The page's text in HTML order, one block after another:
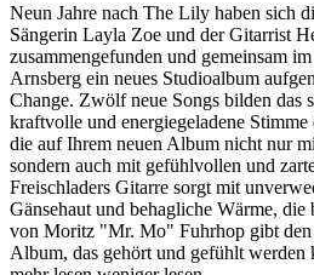
Neun Jahre nach The Lily haben sich
Sängerin Layla Zoe und der Gitarrist
zusammengefunden und gemeinsam
Arnsberg ein neues Studioalbum
Change. Zwölf neue Songs bilden das
kraftvolle und energiegeladene Stimme
die auf Ihrem neuen Album nicht nur
sondern auch mit gefühlvollen und
Freischladers Gitarre sorgt mit
Gänsehaut und behagliche Wärme, die
von Moritz "Mr. Mo" Fuhrhop gibt
Album, das gehört und gefühlt werden